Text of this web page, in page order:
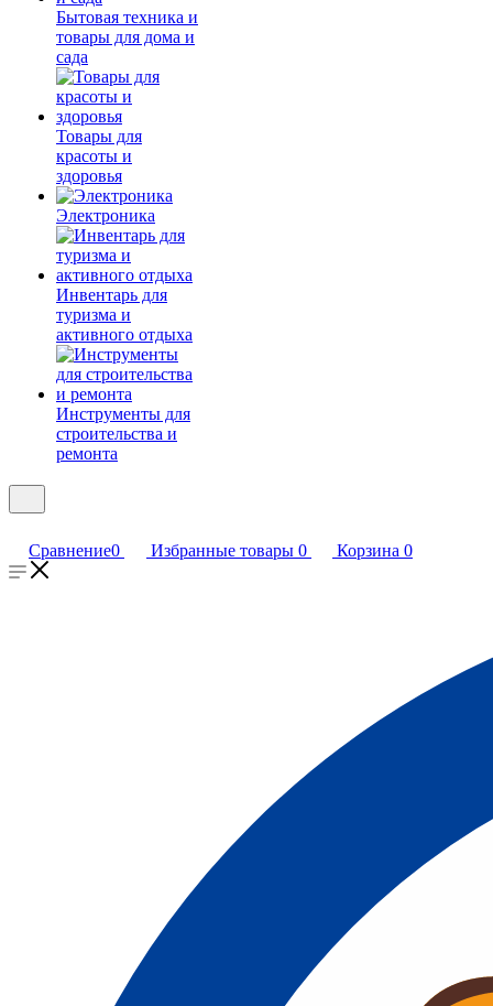
Бытовая техника и
товары для дома и
сада
Товары для
красоты и
здоровья
Электроника
Инвентарь для
туризма и
активного отдыха
Инструменты для
строительства и
ремонта
Сравнение0 Избранные товары 0 Корзина 0